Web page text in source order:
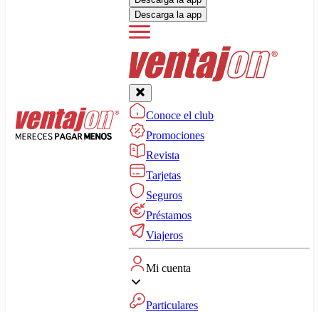
Descarga la app
Conoce el club
Promociones
Revista
Tarjetas
Seguros
Préstamos
Viajeros
Mi cuenta
Particulares